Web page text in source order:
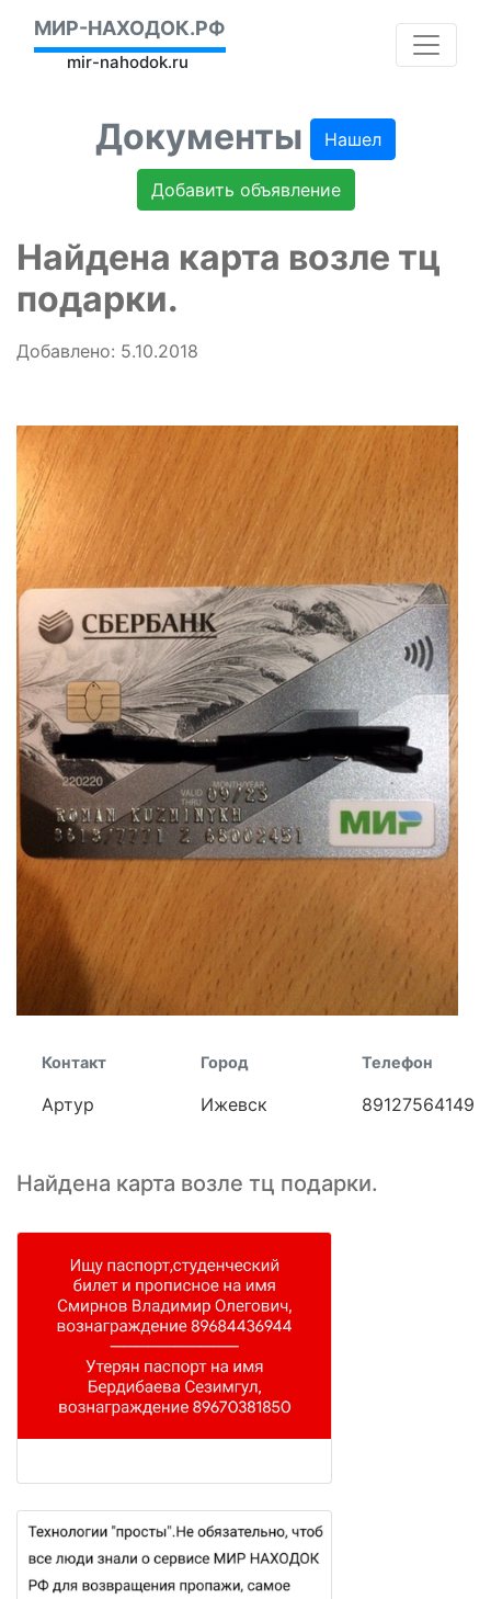
МИР-НАХОДОК.РФ
mir-nahodok.ru
Документы Нашел
Добавить объявление
Найдена карта возле тц
подарки.
Добавлено: 5.10.2018
Контакт
Артур
Город
Ижевск
Телефон
89127564149
Найдена карта возле тц подарки.